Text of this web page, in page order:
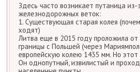
Здесь часто возникает путаница
железнодорожных веток:
1. Существующая старая колея
ходят)
Литва еще в 2015 году проложила
границы с Польшей (через
европейскую колею 1435 мм. Но этот
Он однопутный, извилистый и